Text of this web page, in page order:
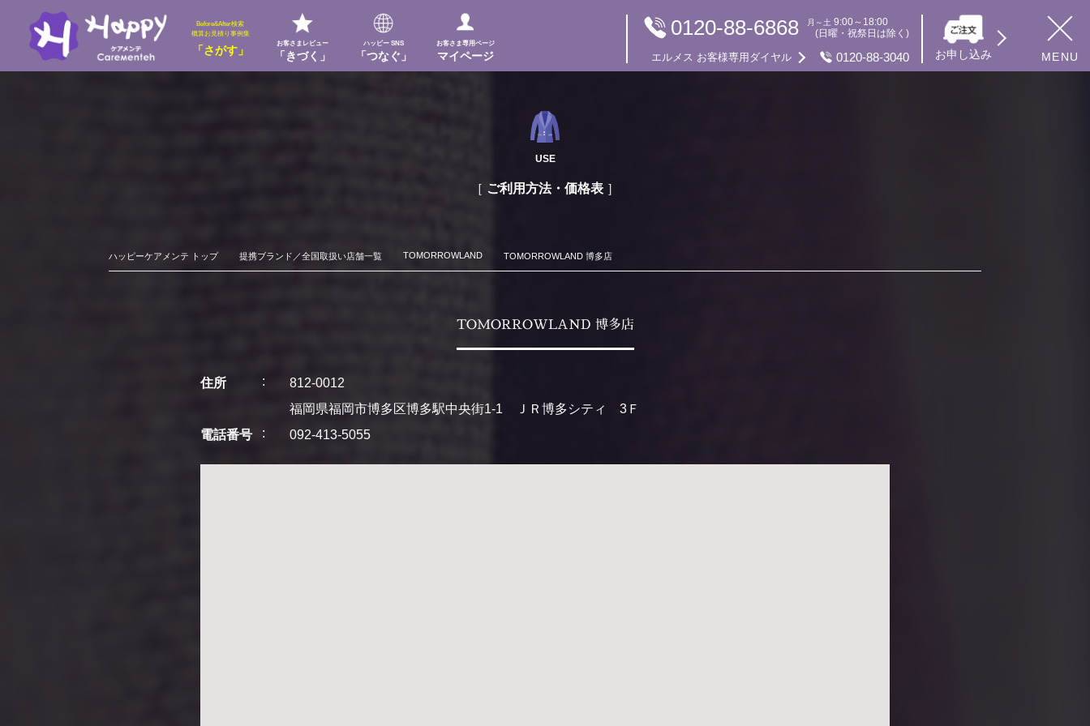
MENU
Before&After検索
概算お見積り事例集
「さがす」
お客さまレビュー
「きづく」
ハッピー SNS
「つなぐ」
お客さま専用ページ
マイページ
0120-88-6868 月～土9:00～18:00
(日曜・祝祭日は除く)
エルメス お客様専用ダイヤル 0120-88-3040 お申し込み
USE
ご利用方法・価格表
ハッピーケアメンテ トップ 提携ブランド／全国取扱い店舗一覧 TOMORROWLAND TOMORROWLAND 博多店
TOMORROWLAND 博多店
住所
812-0012
福岡県福岡市博多区博多駅中央街1-1 ＪＲ博多シティ 3Ｆ
電話番号
092-413-5055